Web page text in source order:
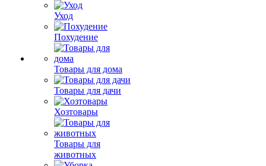
Уход
Похудение
Товары для дома
Товары для дачи
Хозтовары
Товары для
животных